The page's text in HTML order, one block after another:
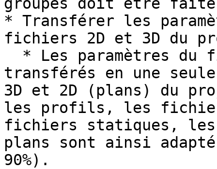
* Transférer les
fichiers 2D et 3D du
transférés en une
3D et 2D (plans) du
les profils, les
fichiers statiques, les
plans sont ainsi
90%).